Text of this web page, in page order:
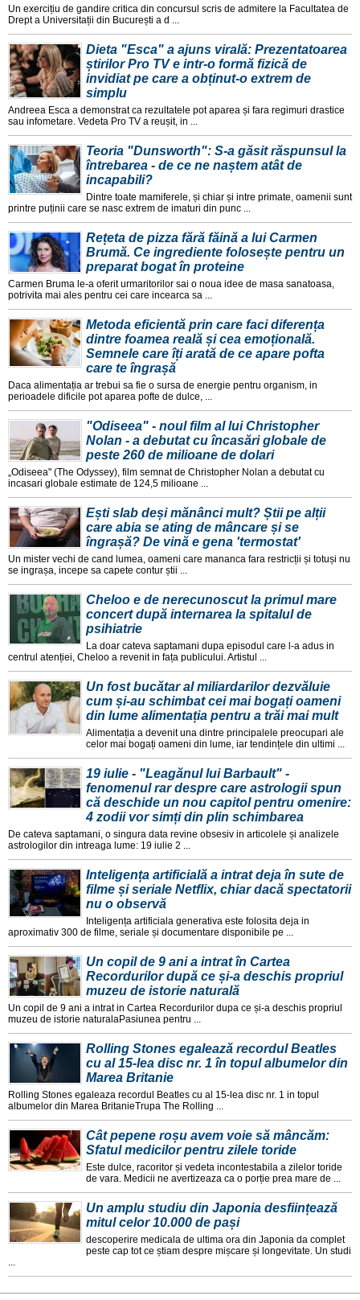
Un exercițiu de gandire critica din concursul scris de admitere la Facultatea de
Drept a Universitații din București a d ...
Dieta "Esca" a ajuns virală: Prezentatoarea
știrilor Pro TV e intr-o formă fizică de
invidiat pe care a obținut-o extrem de
simplu
Andreea Esca a demonstrat ca rezultatele pot aparea și fara regimuri drastice
sau infometare. Vedeta Pro TV a reușit, in ...
Teoria "Dunsworth": S-a găsit răspunsul la
întrebarea - de ce ne naștem atât de
incapabili?
Dintre toate mamiferele, și chiar și intre primate, oamenii sunt
printre puținii care se nasc extrem de imaturi din punc ...
Rețeta de pizza fără făină a lui Carmen
Brumă. Ce ingrediente folosește pentru un
preparat bogat în proteine
Carmen Bruma le-a oferit urmaritorilor sai o noua idee de masa sanatoasa,
potrivita mai ales pentru cei care incearca sa ...
Metoda eficientă prin care faci diferența
dintre foamea reală și cea emoțională.
Semnele care îți arată de ce apare pofta
care te îngrașă
Daca alimentația ar trebui sa fie o sursa de energie pentru organism, in
perioadele dificile pot aparea pofte de dulce, ...
"Odiseea" - noul film al lui Christopher
Nolan - a debutat cu încasări globale de
peste 260 de milioane de dolari
„Odiseea" (The Odyssey), film semnat de Christopher Nolan a debutat cu
incasari globale estimate de 124,5 milioane ...
Ești slab deși mănânci mult? Știi pe alții
care abia se ating de mâncare și se
îngrașă? De vină e gena 'termostat'
Un mister vechi de cand lumea, oameni care mananca fara restricții și totuși nu
se ingrașa, incepe sa capete contur știi ...
Cheloo e de nerecunoscut la primul mare
concert după internarea la spitalul de
psihiatrie
La doar cateva saptamani dupa episodul care l-a adus in
centrul atenției, Cheloo a revenit in fața publicului. Artistul ...
Un fost bucătar al miliardarilor dezvăluie
cum și-au schimbat cei mai bogați oameni
din lume alimentația pentru a trăi mai mult
Alimentația a devenit una dintre principalele preocupari ale
celor mai bogați oameni din lume, iar tendințele din ultimi ...
19 iulie - "Leagănul lui Barbault" -
fenomenul rar despre care astrologii spun
că deschide un nou capitol pentru omenire:
4 zodii vor simți din plin schimbarea
De cateva saptamani, o singura data revine obsesiv in articolele și analizele
astrologilor din intreaga lume: 19 iulie 2 ...
Inteligența artificială a intrat deja în sute de
filme și seriale Netflix, chiar dacă spectatorii
nu o observă
Inteligența artificiala generativa este folosita deja in
aproximativ 300 de filme, seriale și documentare disponibile pe ...
Un copil de 9 ani a intrat în Cartea
Recordurilor după ce și-a deschis propriul
muzeu de istorie naturală
Un copil de 9 ani a intrat in Cartea Recordurilor dupa ce și-a deschis propriul
muzeu de istorie naturalaPasiunea pentru ...
Rolling Stones egalează recordul Beatles
cu al 15-lea disc nr. 1 în topul albumelor din
Marea Britanie
Rolling Stones egaleaza recordul Beatles cu al 15-lea disc nr. 1 in topul
albumelor din Marea BritanieTrupa The Rolling ...
Cât pepene roșu avem voie să mâncăm:
Sfatul medicilor pentru zilele toride
Este dulce, racoritor și vedeta incontestabila a zilelor toride
de vara. Medicii ne avertizeaza ca o porție prea mare de ...
Un amplu studiu din Japonia desființează
mitul celor 10.000 de pași
descoperire medicala de ultima ora din Japonia da complet
peste cap tot ce știam despre mișcare și longevitate. Un studi
...